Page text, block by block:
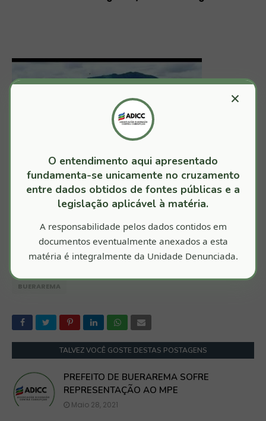
BUERAREMA
TALVEZ VOCÊ GOSTE DESTAS POSTAGENS
PREFEITO DE BUERAREMA SOFRE
REPRESENTAÇÃO AO MPE
Maio 28, 2021
×
O entendimento aqui apresentado
fundamenta-se unicamente no cruzamento
entre dados obtidos de fontes públicas e a
legislação aplicável à matéria.
A responsabilidade pelos dados contidos em
documentos eventualmente anexados a esta
matéria é integralmente da Unidade Denunciada.